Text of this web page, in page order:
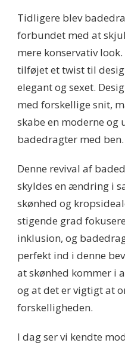
Tidligere blev
forbundet med at
mere konservativ
tilføjet et twist til
elegant og sexet.
med forskellige snit,
skabe en moderne og
badedragter med ben.
Denne revival af
skyldes en ændring i
skønhed og
stigende grad
inklusion, og
perfekt ind i denne
at skønhed kommer i
og at det er vigtigt at
forskelligheden.
I dag ser vi kendte